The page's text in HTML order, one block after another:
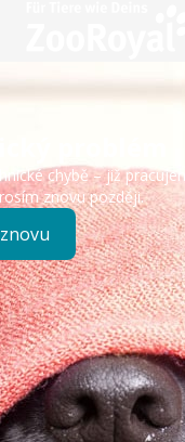
chybě – již
znovu později.